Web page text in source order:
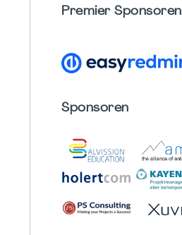
Premier Sponsoren
Sponsoren